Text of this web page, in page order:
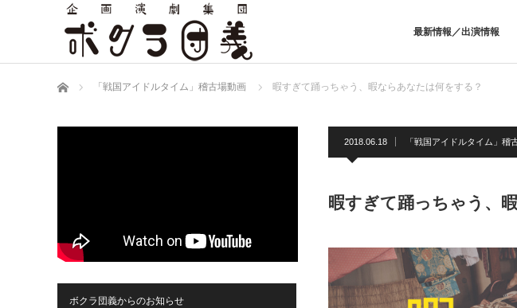
最新情報／出演情報
ホーム 「戦国アイドルタイム」稽古場動画 暇すぎて踊っちゃう、暇ならあなたは何をする？
2018.06.18 「戦国アイドルタイム」稽
暇すぎて踊っちゃう、
ボクラ団義からのお知らせ